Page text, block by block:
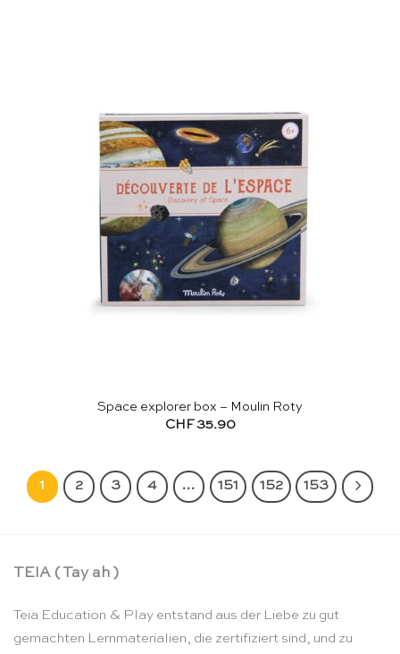
Space explorer box – Moulin Roty
CHF35.90
1 2 3 4 … 151 152 153
TEIA ( Tay ah )
Teia Education & Play entstand aus der Liebe zu gut
gemachten Lernmaterialien, die zertifiziert sind, und zu